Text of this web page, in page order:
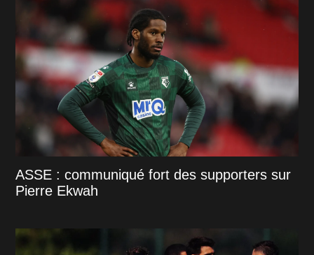
ASSE : communiqué fort des supporters sur
Pierre Ekwah